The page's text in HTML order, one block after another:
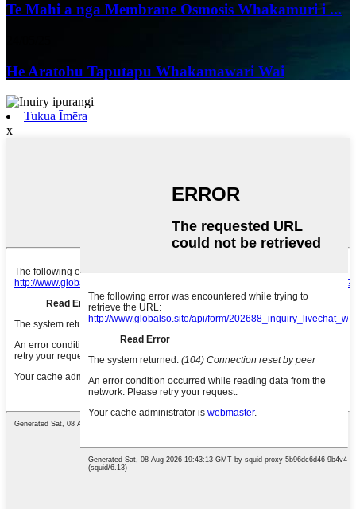
Te Mahi a nga Membrane Osmosis Whakamuri i ...
He Aratohu Taputapu Whakamawari Wai
Tukua Īmēra
x